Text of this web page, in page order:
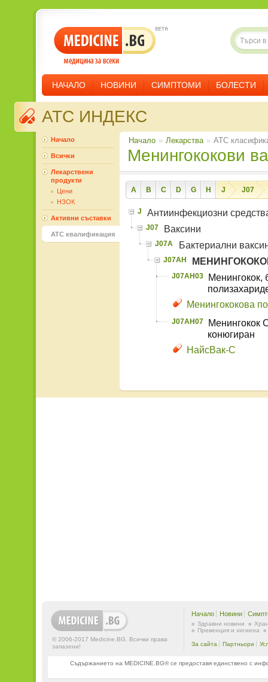
НАЧАЛО НОВИНИ СИМПТОМИ БОЛЕСТИ
ATC ИНДЕКС
Начало » Лекарства » ATC
Менингококови
A B C D G H J J07
J Антиинфекциозни
J07 Ваксини
J07A Бактериални
J07AH
J07AH03
Менингокок,
Менингококова
J07AH07
Менингокок
конюгиран
НайсВак-С
Начало
Всички
Лекарствени
продукти
Цени
НЗОК
Активни съставки
ATC квалификация
© 2006-2017 Medicine.BG. Всички права
запазени!
Начало Новини
Здравни новини
Превенция и хигиена
За сайта Партньори
Съдържанието на MEDICINE.BG® се предоставя единствено с